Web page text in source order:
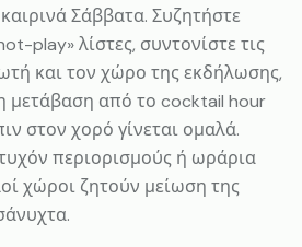
Σάββατα. Συζητήστε
play» λίστες, συντονίστε τις
και τον χώρο της εκδήλωσης,
μετάβαση από το cocktail hour
στον χορό γίνεται ομαλά.
περιορισμούς ή ωράρια
χώροι ζητούν μείωση της